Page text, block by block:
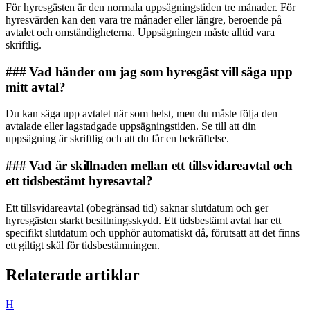
För hyresgästen är den normala uppsägningstiden tre månader. För
hyresvärden kan den vara tre månader eller längre, beroende på
avtalet och omständigheterna. Uppsägningen måste alltid vara
skriftlig.
### Vad händer om jag som hyresgäst vill säga upp
mitt avtal?
Du kan säga upp avtalet när som helst, men du måste följa den
avtalade eller lagstadgade uppsägningstiden. Se till att din
uppsägning är skriftlig och att du får en bekräftelse.
### Vad är skillnaden mellan ett tillsvidareavtal och
ett tidsbestämt hyresavtal?
Ett tillsvidareavtal (obegränsad tid) saknar slutdatum och ger
hyresgästen starkt besittningsskydd. Ett tidsbestämt avtal har ett
specifikt slutdatum och upphör automatiskt då, förutsatt att det finns
ett giltigt skäl för tidsbestämningen.
Relaterade artiklar
H